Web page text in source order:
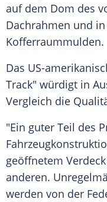
auf dem Dom des
Dachrahmen und
Kofferraummulden.
Das US-
Track" würdigt in
Vergleich die
"Ein guter Teil des
geöffnetem
anderen.
werden von der